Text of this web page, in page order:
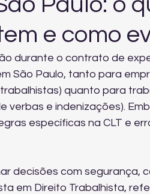
e como
durante o contrato de
São Paulo, tanto para
quanto para
verbas e indenizações).
específicas na CLT e
decisões com segurança,
em Direito Trabalhista,